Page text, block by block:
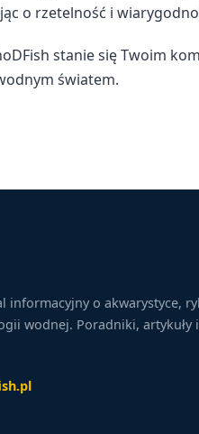
o rzetelność i
stanie się Twoim
światem.
informacyjny o akwarystyce,
wodnej. Poradniki, artykuły